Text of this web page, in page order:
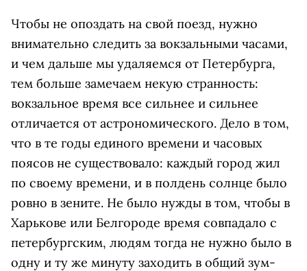
Чтобы не опоздать на свой поезд, нужно
внимательно следить за вокзальными часами,
и чем дальше мы удаляемся от Петербурга,
тем больше замечаем некую странность:
вокзальное время все сильнее и сильнее
отличается от астрономического. Дело в том,
что в те годы единого времени и часовых
поясов не существовало: каждый город жил
по своему времени, и в полдень солнце было
ровно в зените. Не было нужды в том, чтобы в
Харькове или Белгороде время совпадало с
петербургским, людям тогда не нужно было в
одну и ту же минуту заходить в общий зум-